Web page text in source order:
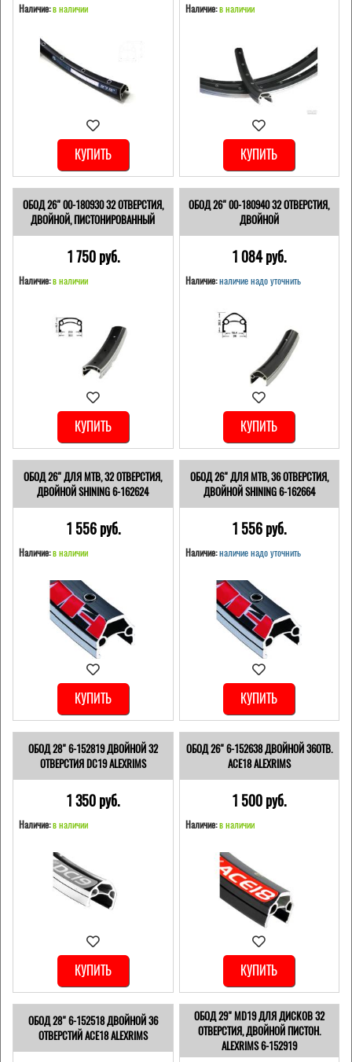
Наличие:в наличии
КУПИТЬ
Наличие: в наличии
КУПИТЬ
ОБОД 26" 00-180930 32 ОТВЕРСТИЯ,
ДВОЙНОЙ, ПИСТОНИРОВАННЫЙ
1 750 pуб.
Наличие:в наличии
КУПИТЬ
ОБОД 26" 00-180940 32 ОТВЕРСТИЯ,
ДВОЙНОЙ
1 084 pуб.
Наличие: наличие надо уточнить
КУПИТЬ
ОБОД 26" ДЛЯ MTB, 32 ОТВЕРСТИЯ,
ДВОЙНОЙ SHINING 6-162624
1 556 pуб.
Наличие:в наличии
КУПИТЬ
ОБОД 26" ДЛЯ MTB, 36 ОТВЕРСТИЯ,
ДВОЙНОЙ SHINING 6-162664
1 556 pуб.
Наличие: наличие надо уточнить
КУПИТЬ
ОБОД 28" 6-152819 ДВОЙНОЙ 32
ОТВЕРСТИЯ DC19 ALEXRIMS
1 350 pуб.
Наличие:в наличии
КУПИТЬ
ОБОД 26" 6-152638 ДВОЙНОЙ 36ОТВ.
ACE18 ALEXRIMS
1 500 pуб.
Наличие: в наличии
КУПИТЬ
ОБОД 28" 6-152518 ДВОЙНОЙ 36
ОТВЕРСТИЙ ACE18 ALEXRIMS
ОБОД 29" MD19 ДЛЯ ДИСКОВ 32
ОТВЕРСТИЯ, ДВОЙНОЙ ПИСТОН.
ALEXRIMS 6-152919